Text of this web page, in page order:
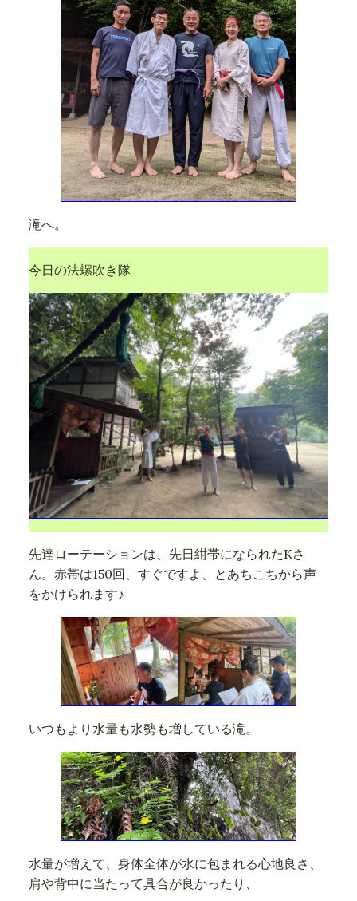
滝へ。
今日の法螺吹き隊
先達ローテーションは、先日紺帯になられたKさ
ん。赤帯は150回、すぐですよ、とあちこちから声
をかけられます♪
いつもより水量も水勢も増している滝。
水量が増えて、身体全体が水に包まれる心地良さ、
肩や背中に当たって具合が良かったり、